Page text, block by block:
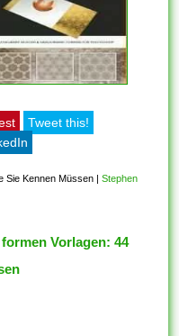
Tweet this!
Sie Kennen Müssen |Stephen
Vorlagen: 44